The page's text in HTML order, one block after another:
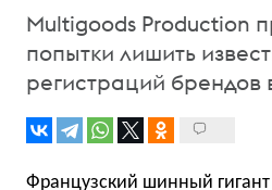
Multigoods Production
попытки лишить
регистраций брендов
Французский шинный